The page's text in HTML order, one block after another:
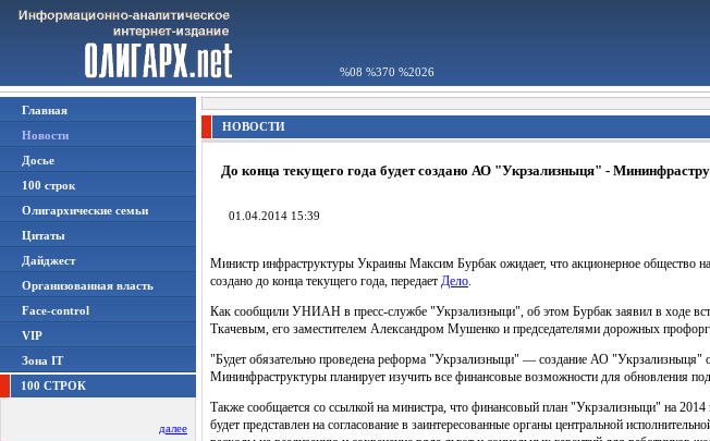
%08 %370 %2026
Главная
Новости
Досье
100 строк
Олигархические семьи
Цитаты
Дайджест
Организованная власть
Face-control
VIP
Зона IT
100 СТРОК
далее
НОВОСТИ
До конца текущего года будет создано АО "Укрзализныця" -
01.04.2014 15:39
Министр инфраструктуры Украины Максим Бурбак ожидает, что акционерное общество
создано до конца текущего года, передает Дело.
Как сообщили УНИАН в пресс-службе "Укрзализныци", об этом Бурбак заявил в ходе
Ткачевым, его заместителем Александром Мушенко и председателями дорожных
"Будет обязательно проведена реформа "Укрзализныци" — создание АО "Укрзализныця"
Мининфраструктуры планирует изучить все финансовые возможности для обновления
Также сообщается со ссылкой на министра, что финансовый план "Укрзализныци" на
будет представлен на согласование в заинтересованные органы центральной